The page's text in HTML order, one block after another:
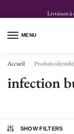
Livraison
MENU
Accueil / Produits
infection
SHOW FILTERS